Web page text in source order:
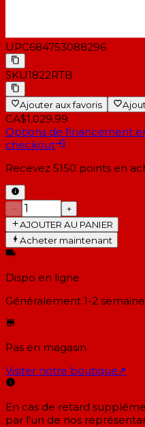
UPC684753088296
SKU1822RTB
Ajouter aux favoris
CA$1,029.99
Options de financement
checkout
Recevez 5150 points en
−
+
AJOUTER AU PANIER
Acheter maintenant
Dispo en ligne
Généralement 1-2
Pas en magasin
Visiter notre boutique↗
En cas de retard
par l'un de nos